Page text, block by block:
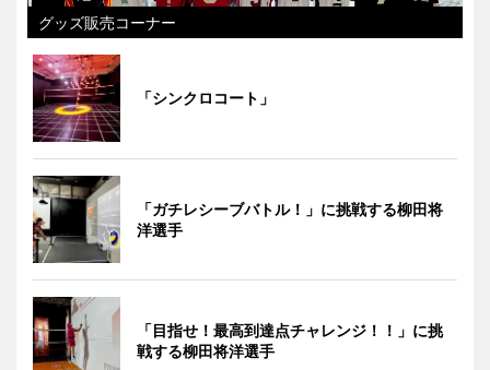
グッズ販売コーナー
「シンクロコート」
「ガチレシーブバトル！」に挑戦する柳田将
洋選手
「目指せ！最高到達点チャレンジ！！」に挑
戦する柳田将洋選手